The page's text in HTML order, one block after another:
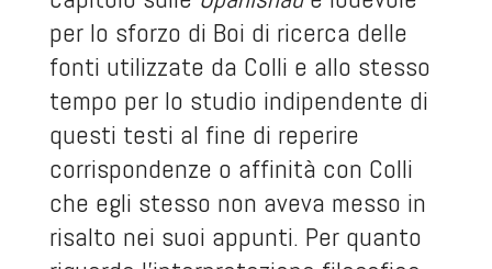
per lo sforzo di Boi di ricerca delle
fonti utilizzate da Colli e allo stesso
tempo per lo studio indipendente di
questi testi al fine di reperire
corrispondenze o affinità con Colli
che egli stesso non aveva messo in
risalto nei suoi appunti. Per quanto